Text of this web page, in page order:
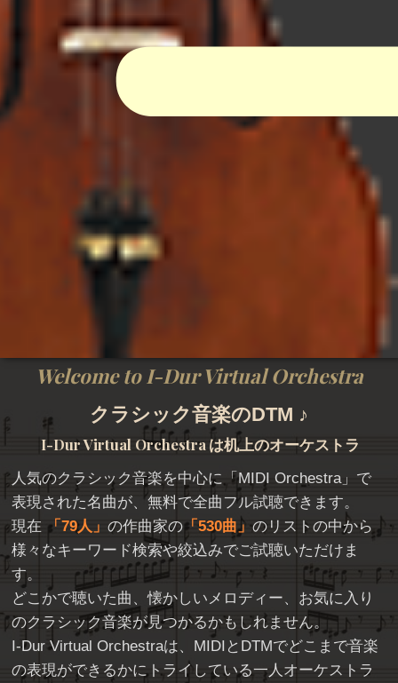
Welcome to I-Dur Virtual Orchestra
クラシック音楽のDTM ♪
I-Dur Virtual Orchestra は机上のオーケストラ
人気のクラシック音楽を中心に「MIDI Orchestra」で
表現された名曲が、無料で全曲フル試聴できます。
現在
79人 の作曲家の 530曲
のリストの中から
様々なキーワード検索や絞込みでご試聴いただけま
す。
どこかで聴いた曲、懐かしいメロディー、お気に入り
のクラシック音楽が見つかるかもしれません。
I-Dur Virtual Orchestraは、MIDIとDTMでどこまで音楽
の表現ができるかにトライしている一人オーケストラ